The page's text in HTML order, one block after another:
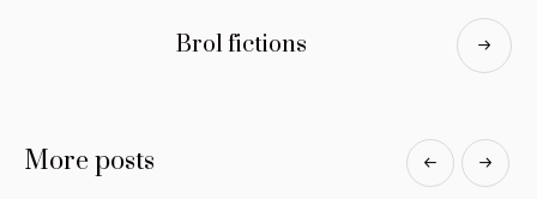
Brol fictions
More posts